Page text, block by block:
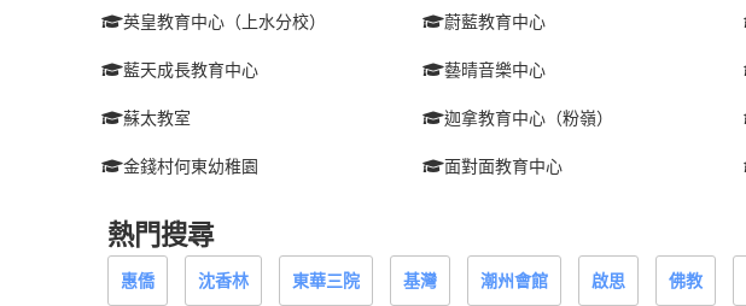
英皇教育中心（上水分校） 蔚藍教育中心
藍天成長教育中心 藝晴音樂中心
蘇太教室 迦拿教育中心（粉嶺）
金錢村何東幼稚園 面對面教育中心
熱門搜尋
惠僑 沈香林 東華三院 基灣 潮州會館 啟思 佛教